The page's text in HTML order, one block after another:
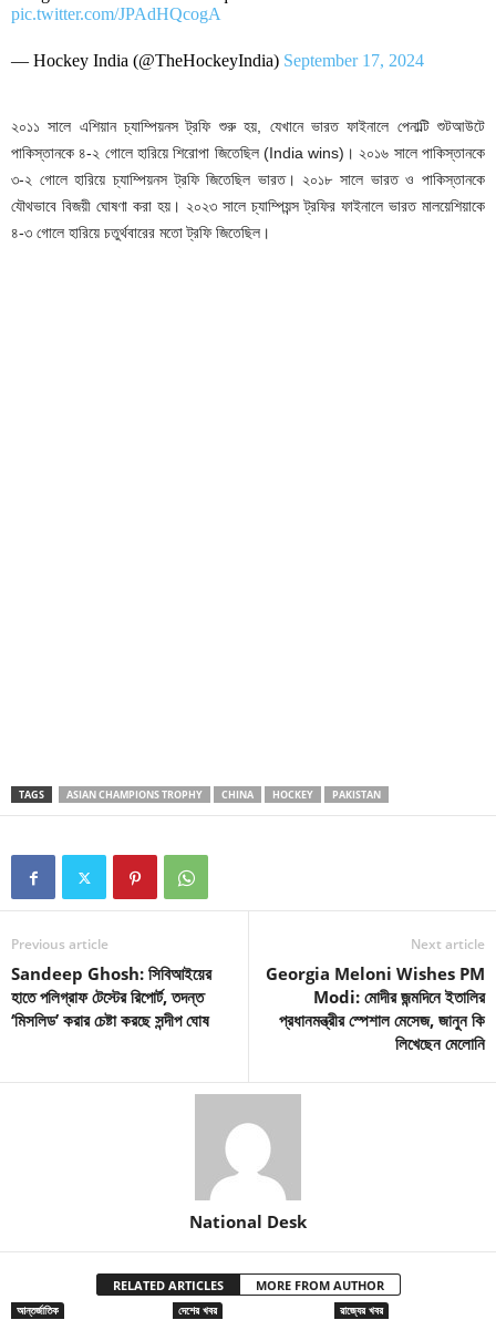
pic.twitter.com/JPAdHQcogA
— Hockey India (@TheHockeyIndia) September 17, 2024
২০১১ সালে এশিয়ান চ্যাম্পিয়নস ট্রফি শুরু হয়, যেখানে ভারত ফাইনালে পেনাল্টি শুটআউটে
পাকিস্তানকে ৪-২ গোলে হারিয়ে শিরোপা জিতেছিল (India wins)। ২০১৬ সালে পাকিস্তানকে
৩-২ গোলে হারিয়ে চ্যাম্পিয়নস ট্রফি জিতেছিল ভারত। ২০১৮ সালে ভারত ও পাকিস্তানকে
যৌথভাবে বিজয়ী ঘোষণা করা হয়। ২০২৩ সালে চ্যাম্পিয়ন্স ট্রফির ফাইনালে ভারত মালয়েশিয়াকে
৪-৩ গোলে হারিয়ে চতুর্থবারের মতো ট্রফি জিতেছিল।
TAGS ASIAN CHAMPIONS TROPHY CHINA HOCKEY PAKISTAN
Previous article
Sandeep Ghosh: সিবিআইয়ের
হাতে পলিগ্রাফ টেস্টের রিপোর্ট, তদন্ত
‘মিসলিড’ করার চেষ্টা করছে সন্দীপ ঘোষ
Next article
Georgia Meloni Wishes PM
Modi: মোদীর জন্মদিনে ইতালির
প্রধানমন্ত্রীর স্পেশাল মেসেজ, জানুন কি
লিখেছেন মেলোনি
National Desk
RELATED ARTICLES MORE FROM AUTHOR
আন্তর্জাতিক দেশের খবর রাজ্যের খবর